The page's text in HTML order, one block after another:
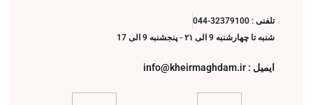
تلفنی : 32379100-044
شنبه تا چهارشنبه 9 الی ۲۱ - پنجشنبه 9 الی 17
ایمیل : info@kheirmaghdam.ir